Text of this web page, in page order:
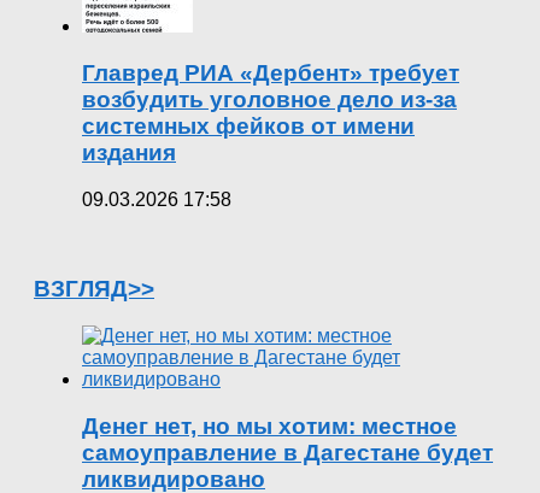
Главред РИА «Дербент» требует
возбудить уголовное дело из-за
системных фейков от имени
издания
09.03.2026 17:58
ВЗГЛЯД>>
Денег нет, но мы хотим: местное
самоуправление в Дагестане будет
ликвидировано